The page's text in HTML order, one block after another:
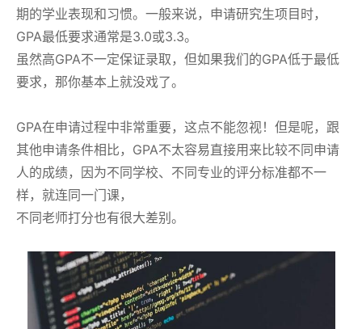
期的学业表现和习惯。一般来说，申请研究生项目时，
GPA最低要求通常是3.0或3.3。
虽然高GPA不一定保证录取，但如果我们的GPA低于最低
要求，那你基本上就没戏了。
GPA在申请过程中非常重要，这点不能忽视！但是呢，跟
其他申请条件相比，GPA不太容易直接用来比较不同申请
人的成绩，因为不同学校、不同专业的评分标准都不一
样，就连同一门课，
不同老师打分也有很大差别。